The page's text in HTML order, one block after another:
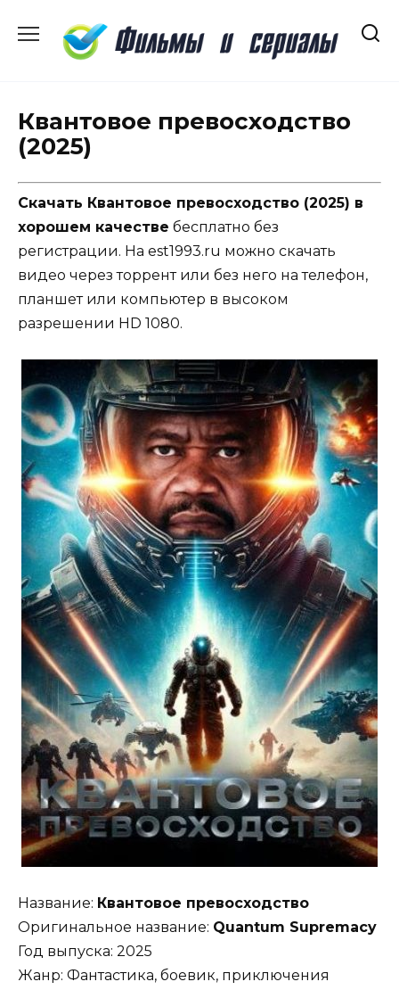
содержанию
Квантовое превосходство
(2025)
Скачать Квантовое превосходство (2025) в
хорошем качестве бесплатно без
регистрации. На est1993.ru можно скачать
видео через торрент или без него на телефон,
планшет или компьютер в высоком
разрешении HD 1080.
Название: Квантовое превосходство
Оригинальное название: Quantum Supremacy
Год выпуска: 2025
Жанр: Фантастика, боевик, приключения